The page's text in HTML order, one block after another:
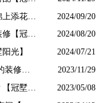
上添花
2024/09/20
【冠墅
2024/08/20
光】 2024/07/21
修吗?
2023/11/29
冠墅阳
2023/05/08